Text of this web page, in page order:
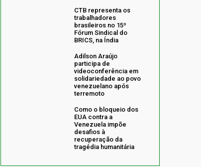
CTB representa os
trabalhadores
brasileiros no 15º
Fórum Sindical do
BRICS, na Índia
Adilson Araújo
participa de
videoconferência em
solidariedade ao povo
venezuelano após
terremoto
Como o bloqueio dos
EUA contra a
Venezuela impõe
desafios à
recuperação da
tragédia humanitária